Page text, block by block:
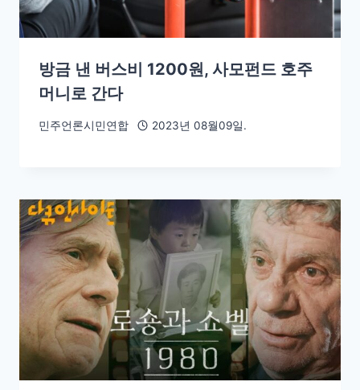
방금 낸 버스비 1200원, 사모펀드 호주
머니로 간다
민주언론시민연합 2023년 08월09일.